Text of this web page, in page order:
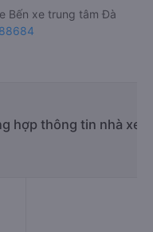
Bến xe trung tâm Đà
hợp thông tin nhà xe